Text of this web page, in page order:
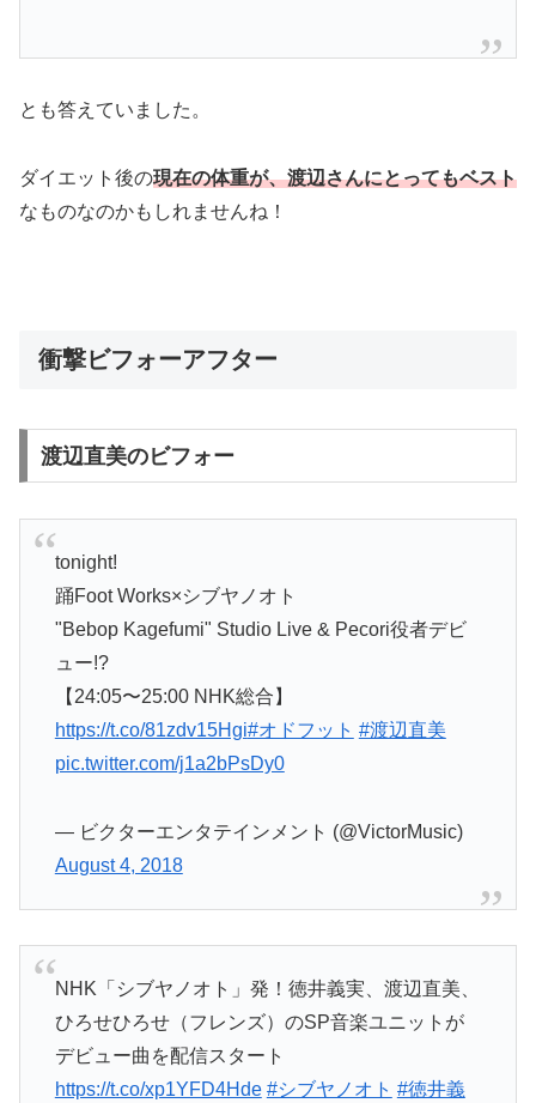
とも答えていました。
ダイエット後の現在の体重が、渡辺さんにとってもベスト
なものなのかもしれませんね！
衝撃ビフォーアフター
渡辺直美のビフォー
tonight!
踊Foot Works×シブヤノオト
"Bebop Kagefumi" Studio Live & Pecori役者デビ
ュー!?
【24:05〜25:00 NHK総合】
https://t.co/81zdv15Hgi#オドフット #渡辺直美
pic.twitter.com/j1a2bPsDy0
— ビクターエンタテインメント (@VictorMusic)
August 4, 2018
NHK「シブヤノオト」発！徳井義実、渡辺直美、
ひろせひろせ（フレンズ）のSP音楽ユニットが
デビュー曲を配信スタート
https://t.co/xp1YFD4Hde #シブヤノオト #徳井義